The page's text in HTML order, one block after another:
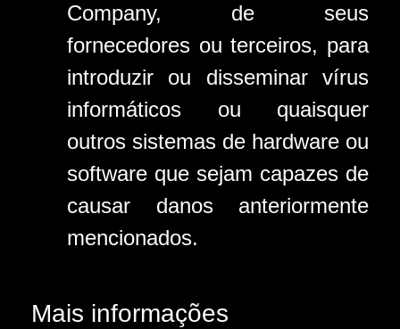
Company, de seus
fornecedores ou terceiros, para
introduzir ou disseminar vírus
informáticos ou quaisquer
outros sistemas de hardware ou
software que sejam capazes de
causar danos anteriormente
mencionados.
Mais informações